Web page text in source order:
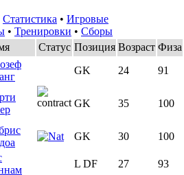
Статистика • Игровые
• Тренировки • Сборы
Статус Позиция Возраст Физа
GK 24 91
GK 35 100
GK 30 100
L DF 27 93